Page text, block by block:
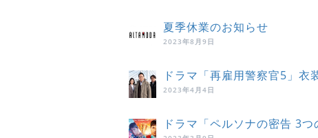
夏季休業のお知らせ
2023年8月9日
ドラマ「再雇用警察官5」衣
2023年4月4日
ドラマ「ペルソナの密告 3